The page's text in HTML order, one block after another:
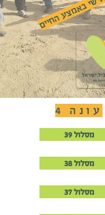
עונה 4
מסלול 39
מסלול 38
מסלול 37